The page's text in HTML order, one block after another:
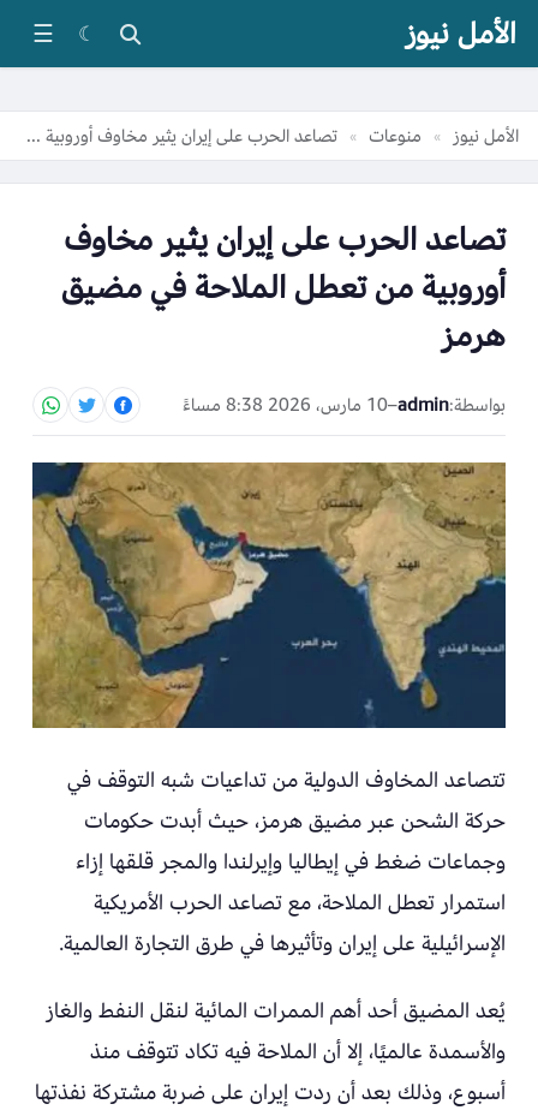
الأمل نيوز ☾
☰
الأمل نيوز » منوعات » تصاعد الحرب على إيران يثير مخاوف أوروبية من تعطل الملاحة في مضيق هرمز
تصاعد الحرب على إيران يثير مخاوف
أوروبية من تعطل الملاحة في مضيق
هرمز
بواسطة:admin
–10 مارس، 2026 8:38 مساءً
تتصاعد المخاوف الدولية من تداعيات شبه التوقف في
حركة الشحن عبر مضيق هرمز، حيث أبدت حكومات
وجماعات ضغط في إيطاليا وإيرلندا والمجر قلقها إزاء
استمرار تعطل الملاحة، مع تصاعد الحرب الأمريكية
الإسرائيلية على إيران وتأثيرها في طرق التجارة العالمية.
يُعد المضيق أحد أهم الممرات المائية لنقل النفط والغاز
والأسمدة عالميًا، إلا أن الملاحة فيه تكاد تتوقف منذ
أسبوع، وذلك بعد أن ردت إيران على ضربة مشتركة نفذتها